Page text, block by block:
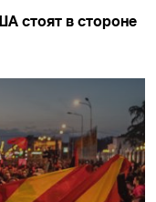
стоят в стороне